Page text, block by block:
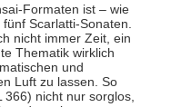
Formaten ist – wie
Scarlatti-Sonaten.
nicht immer Zeit, ein
Thematik wirklich
und
Luft zu lassen. So
nicht nur sorglos,